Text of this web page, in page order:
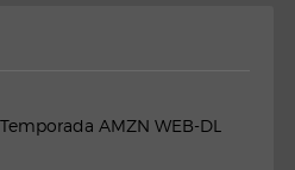
AMZN WEB-DL